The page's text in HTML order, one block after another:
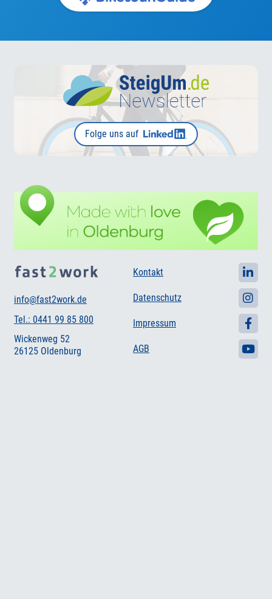
Folge uns auf
info@fast2work.de
Tel.: 0441 99 85 800
Wickenweg 52
26125 Oldenburg
Kontakt
Datenschutz
Impressum
AGB